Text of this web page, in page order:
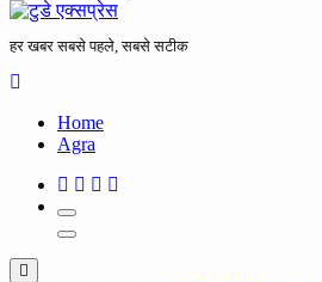
हर खबर सबसे पहले, सबसे सटीक
Home
Agra